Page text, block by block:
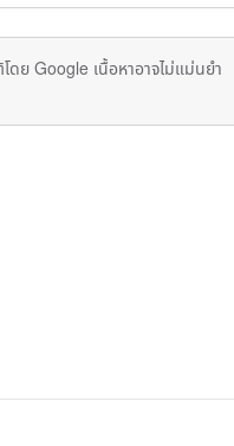
ดย Google เนื้อหาอาจไม่แม่นยำ